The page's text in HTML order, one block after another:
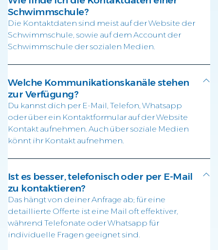
Schwimmschule?
Die Kontaktdaten sind meist auf der Website der
Schwimmschule, sowie auf dem Account der
Schwimmschule der sozialen Medien.
Welche Kommunikationskanäle stehen
zur Verfügung?
Du kannst dich per E-Mail, Telefon, Whatsapp
oder über ein Kontaktformular auf der Website
Kontakt aufnehmen. Auch über soziale Medien
könnt ihr Kontakt aufnehmen.
Ist es besser, telefonisch oder per E-Mail
zu kontaktieren?
Das hängt von deiner Anfrage ab; für eine
detaillierte Offerte ist eine Mail oft effektiver,
während Telefonate oder Whatsapp für
individuelle Fragen geeignet sind.